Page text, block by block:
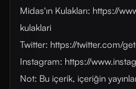
Midas'ın Kulakları: https://
kulaklari
Twitter: https://twitter.com/
Instagram: https://
Not: Bu içerik, içeriğin